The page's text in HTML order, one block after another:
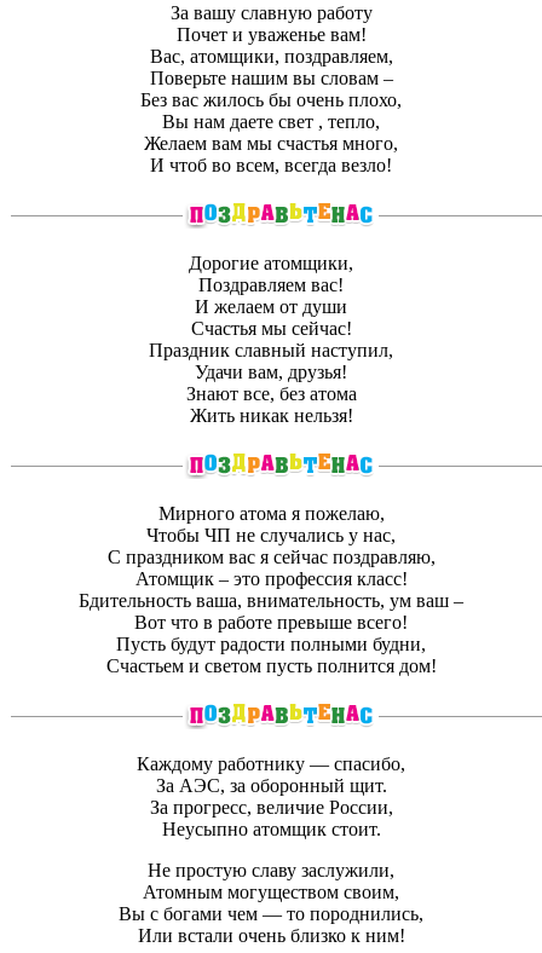
За вашу славную работу
Почет и уваженье вам!
Вас, атомщики, поздравляем,
Поверьте нашим вы словам –
Без вас жилось бы очень плохо,
Вы нам даете свет , тепло,
Желаем вам мы счастья много,
И чтоб во всем, всегда везло!
Дорогие атомщики,
Поздравляем вас!
И желаем от души
Счастья мы сейчас!
Праздник славный наступил,
Удачи вам, друзья!
Знают все, без атома
Жить никак нельзя!
Мирного атома я пожелаю,
Чтобы ЧП не случались у нас,
С праздником вас я сейчас поздравляю,
Атомщик – это профессия класс!
Бдительность ваша, внимательность, ум ваш –
Вот что в работе превыше всего!
Пусть будут радости полными будни,
Счастьем и светом пусть полнится дом!
Каждому работнику — спасибо,
За АЭС, за оборонный щит.
За прогресс, величие России,
Неусыпно атомщик стоит.
Не простую славу заслужили,
Атомным могуществом своим,
Вы с богами чем — то породнились,
Или встали очень близко к ним!